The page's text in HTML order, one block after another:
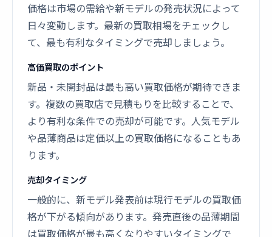
価格は市場の需給や新モデルの発売状況によって
日々変動します。最新の買取相場をチェックし
て、最も有利なタイミングで売却しましょう。
高価買取のポイント
新品・未開封品は最も高い買取価格が期待できま
す。複数の買取店で見積もりを比較することで、
より有利な条件での売却が可能です。人気モデル
や品薄商品は定価以上の買取価格になることもあ
ります。
売却タイミング
一般的に、新モデル発表前は現行モデルの買取価
格が下がる傾向があります。発売直後の品薄期間
は買取価格が最も高くなりやすいタイミングで